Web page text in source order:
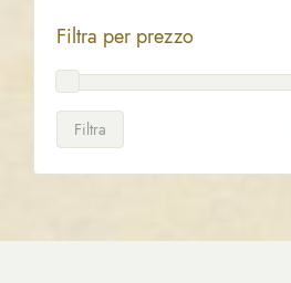
Filtra per prezzo
Filtra